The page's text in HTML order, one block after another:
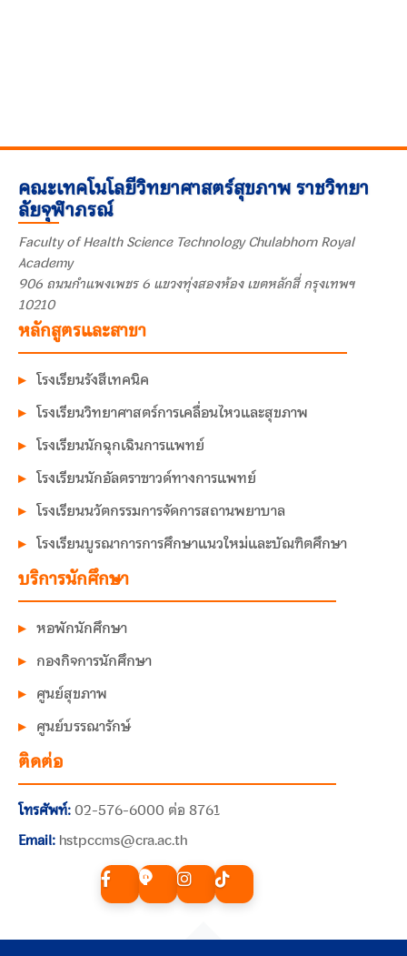
คณะเทคโนโลยีวิทยาศาสตร์สุขภาพ ราชวิทยา
ลัยจุฬาภรณ์
Faculty of Health Science Technology Chulabhorn Royal
Academy
906 ถนนกำแพงเพชร 6 แขวงทุ่งสองห้อง เขตหลักสี่ กรุงเทพฯ
10210
หลักสูตรและสาขา
โรงเรียนรังสีเทคนิค
โรงเรียนวิทยาศาสตร์การเคลื่อนไหวและสุขภาพ
โรงเรียนนักฉุกเฉินการแพทย์
โรงเรียนนักอัลตราซาวด์ทางการแพทย์
โรงเรียนนวัตกรรมการจัดการสถานพยาบาล
โรงเรียนบูรณาการการศึกษาแนวใหม่และบัณฑิตศึกษา
บริการนักศึกษา
หอพักนักศึกษา
กองกิจการนักศึกษา
ศูนย์สุขภาพ
ศูนย์บรรณารักษ์
ติดต่อ
โทรศัพท์:02-576-6000 ต่อ 8761
Email: hstpccms@cra.ac.th